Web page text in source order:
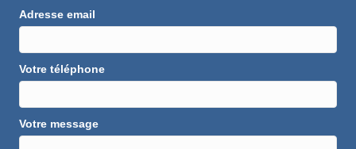
Adresse email
Votre téléphone
Votre message